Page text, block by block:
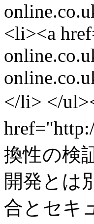
<li><a
</li> </
換性の検
開発とは
合とセキ